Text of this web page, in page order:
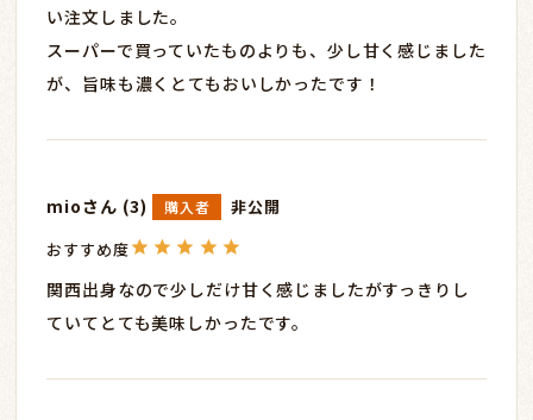
い注文しました。
スーパーで買っていたものよりも、少し甘く感じました
が、旨味も濃くとてもおいしかったです！
mio 3 購入者 非公開
関西出身なので少しだけ甘く感じましたがすっきりし
ていてとても美味しかったです。